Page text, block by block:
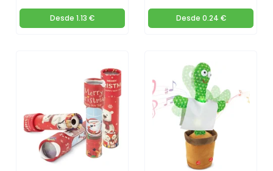
Desde 1.13 € Desde 0.24 €